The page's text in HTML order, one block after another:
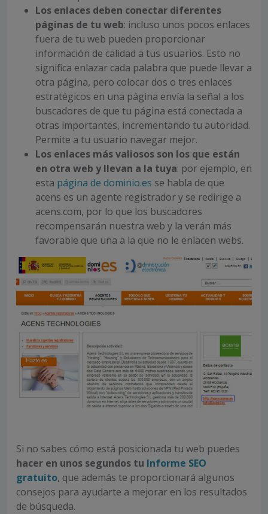
Los enlaces deben conectar diferentes
páginas de tu web: incluso unos pocos enlaces
fuera de tu web pueden proporcionar
información de calidad a tus usuarios. Esto no
significa enlazar cada palabra que puede llevar a
otra página, pero colocar dos o tres enlaces
estratégicos en una página envía la señal a los
buscadores de que tu página está conectada a
otras importantes, incrementando tu autoridad.
Permite a tu usuario navegar mejor.
Los enlaces más valiosos son los que están
en otra web y llevan a la tuya: por ejemplo, en
esta página de dominio.es se habla de que
acens es un agente registrador y se redirige a
acens.com, por lo que los buscadores
recompensarán nuestra web y la verán más
favorable que una a la que no le enlacen webs.
Si no sabes cómo está posicionada tu web puedes
hacer en unos segundos tu Informe SEO
gratuito, que además te proporcionará algunos
consejos para ayudarte a mejorar en los resultados
de búsqueda.